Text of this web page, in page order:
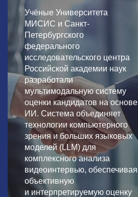
Учёные Университета
МИСИС и Санкт-
Петербургского
федерального
исследовательского центра
Российской академии наук
разработали
мультимодальную систему
оценки кандидатов на основе
ИИ. Система объединяет
технологии компьютерного
зрения и больших языковых
моделей (LLM) для
комплексного анализа
видеоинтервью, обеспечивая
объективную
и интерпретируемую оценку